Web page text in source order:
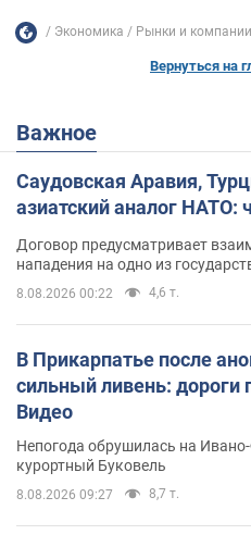
Экономика Рынки и компании
Вернуться на
Важное
Саудовская Аравия,
азиатский аналог НАТО:
Договор предусматривает
нападения на одно из
8.08.2026 00:22 4,6 т.
В Прикарпатье после
сильный ливень: дороги
Видео
Непогода обрушилась на
курортный Буковель
8.08.2026 09:27 8,7 т.